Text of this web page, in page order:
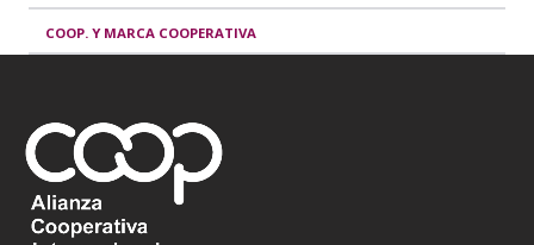
COOP. Y MARCA COOPERATIVA